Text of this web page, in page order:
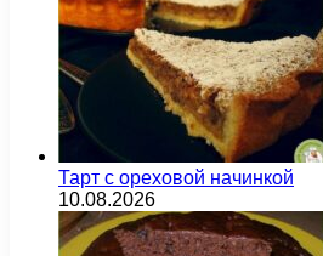
Тарт с ореховой начинкой
10.08.2026